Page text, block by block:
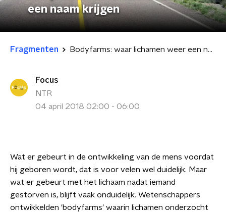
een naam krijgen
Fragmenten Bodyfarms: waar lichamen weer een naam krijgen
Focus
NTR
04 april 2018 02:00 - 06:00
Wat er gebeurt in de ontwikkeling van de mens voordat
hij geboren wordt, dat is voor velen wel duidelijk. Maar
wat er gebeurt met het lichaam nadat iemand
gestorven is, blijft vaak onduidelijk. Wetenschappers
ontwikkelden 'bodyfarms' waarin lichamen onderzocht